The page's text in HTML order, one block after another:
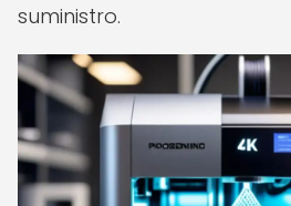
suministro.